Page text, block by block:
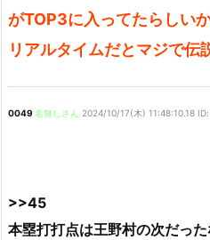
がTOP3に入ってたらしい
リアルタイムだとマジで伝
0049 名無しさん 2024/10/17(木) 11:48:10.18
>>45
本塁打打点は王野村の次だっ